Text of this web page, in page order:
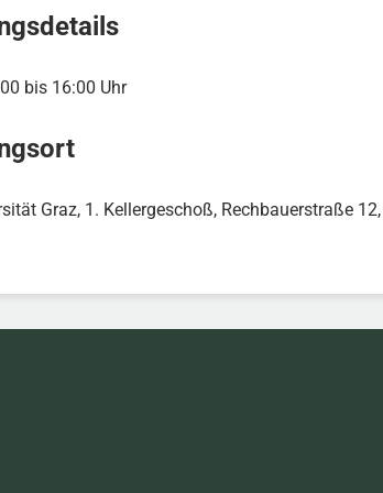
bis 16:00 Uhr
Graz, 1. Kellergeschoß, Rechbauerstraße